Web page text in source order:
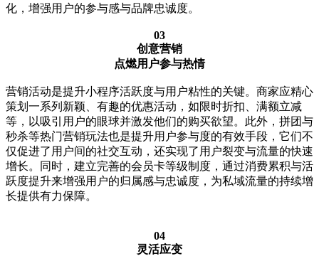
化，增强用户的参与感与品牌忠诚度。
03
创意营销
点燃用户参与热情
营销活动是提升小程序活跃度与用户粘性的关键。商家应精心
策划一系列新颖、有趣的优惠活动，如限时折扣、满额立减
等，以吸引用户的眼球并激发他们的购买欲望。此外，拼团与
秒杀等热门营销玩法也是提升用户参与度的有效手段，它们不
仅促进了用户间的社交互动，还实现了用户裂变与流量的快速
增长。同时，建立完善的会员卡等级制度，通过消费累积与活
跃度提升来增强用户的归属感与忠诚度，为私域流量的持续增
长提供有力保障。
04
灵活应变